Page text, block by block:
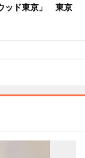
ッド東京」 東京